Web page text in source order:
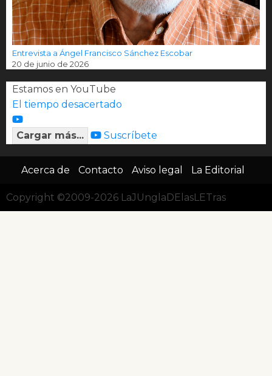
Entrevista a Ángel Francisco Sánchez Escobar
20 de junio de 2026
Estamos en YouTube
El tiempo desacertado
Cargar más... Suscríbete
Acerca de Contacto Aviso legal La Editorial
Copyright ©2009-2026 LaJUnglaDElasLETras